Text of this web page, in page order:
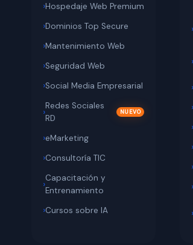
Hospedaje Web Premium
Dominios Top Secure
Mantenimiento Web
Seguridad Web
Social Media Empresarial
Redes Sociales
RD
eMarketing
Consultoría TIC
Capacitación y
Entrenamiento
Cursos sobre IA